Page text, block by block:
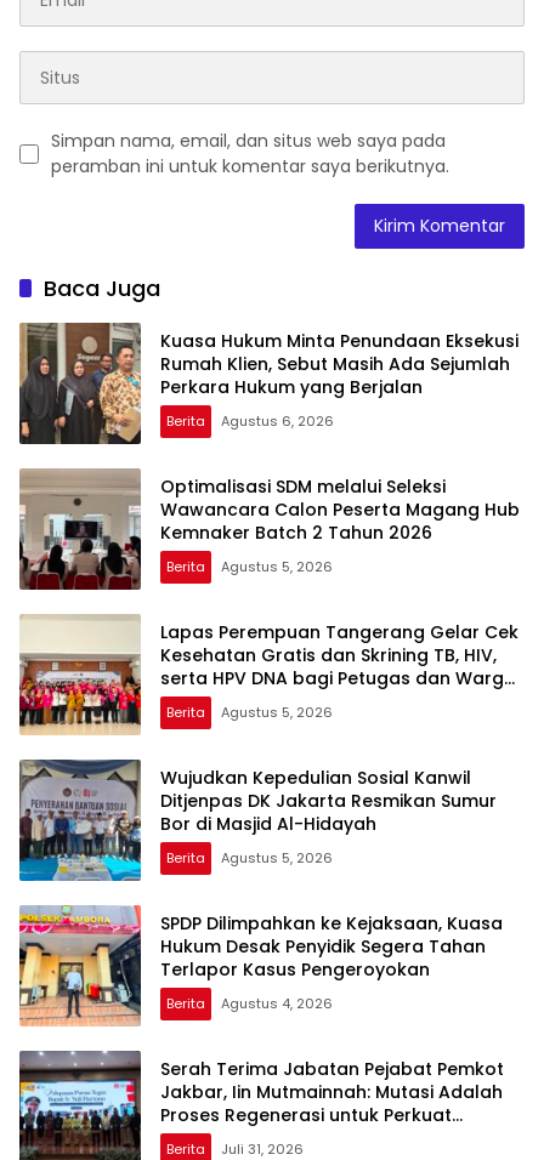
Simpan nama, email, dan situs web saya pada
peramban ini untuk komentar saya berikutnya.
Baca Juga
Kuasa Hukum Minta Penundaan Eksekusi
Rumah Klien, Sebut Masih Ada Sejumlah
Perkara Hukum yang Berjalan
Berita Agustus 6, 2026
Optimalisasi SDM melalui Seleksi
Wawancara Calon Peserta Magang Hub
Kemnaker Batch 2 Tahun 2026
Berita Agustus 5, 2026
Lapas Perempuan Tangerang Gelar Cek
Kesehatan Gratis dan Skrining TB, HIV,
serta HPV DNA bagi Petugas dan Warga
Binaan
Berita Agustus 5, 2026
Wujudkan Kepedulian Sosial Kanwil
Ditjenpas DK Jakarta Resmikan Sumur
Bor di Masjid Al-Hidayah
Berita Agustus 5, 2026
SPDP Dilimpahkan ke Kejaksaan, Kuasa
Hukum Desak Penyidik Segera Tahan
Terlapor Kasus Pengeroyokan
Berita Agustus 4, 2026
Serah Terima Jabatan Pejabat Pemkot
Jakbar, Iin Mutmainnah: Mutasi Adalah
Proses Regenerasi untuk Perkuat
Pelayanan Publik
Berita Juli 31, 2026